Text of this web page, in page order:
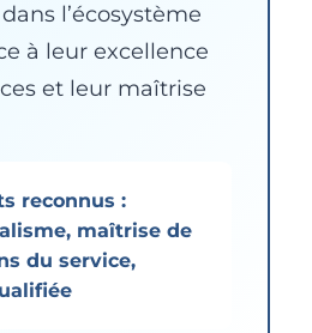
l’écosystème
à leur excellence
et leur maîtrise
reconnus :
maîtrise de
du service,